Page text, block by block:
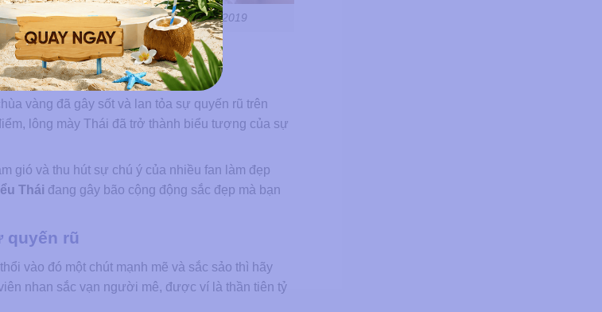
3 trong top 100 mỹ nhân đẹp nhất thế giới 2019
làm gió hiện nay
vàng đã gây sốt và lan tỏa sự quyến rũ trên
lông mày Thái đã trở thành biểu tượng của sự
gió và thu hút sự chú ý của nhiều fan làm đẹp
Thái đang gây bão cộng động sắc đẹp mà bạn
quyến rũ
vào đó một chút mạnh mẽ và sắc sảo thì hãy
nhan sắc vạn người mê, được ví là thần tiên tỷ